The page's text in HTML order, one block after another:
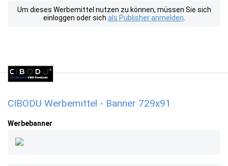
Um dieses Werbemittel nutzen zu können, müssen Sie sich
einloggen oder sich als Publisher anmelden
CIBODU Werbemittel - Banner 729x91
Werbebanner